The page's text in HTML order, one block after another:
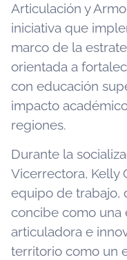
Articulación y
iniciativa que
marco de la
orientada a
con educación
impacto
regiones.
Durante la
Vicerrectora, Kelly
equipo de trabajo,
concibe como una
articuladora e
territorio como un